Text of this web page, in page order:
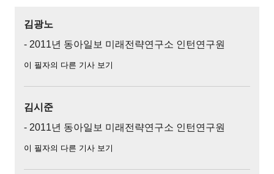
김광노
- 2011년 동아일보 미래전략연구소 인턴연구원
이 필자의 다른 기사 보기
김시준
- 2011년 동아일보 미래전략연구소 인턴연구원
이 필자의 다른 기사 보기